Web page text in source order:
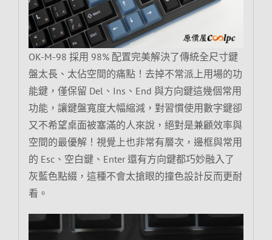
OK-M-98 採用 98% 配置完美解決了傳統全尺寸鍵
盤太長、太佔空間的痛點！去掉不常派上用場的功
能鍵，僅保留 Del、Ins、End 與方向鍵這幾個常用
功能，讓鍵盤寬度大幅縮減，對習慣使用數字鍵卻
又不希望桌面被塞滿的人來說，絕對是兼顧效率與
空間的最優解！視覺上也非常有層次，邊框與常用
的 Esc、空白鍵、Enter 還有方向鍵都巧妙融入了
灰藍色點綴，這種不會太搶眼的撞色設計反而更耐
看。